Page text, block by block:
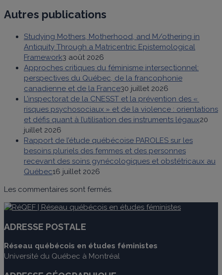
Autres publications
Studying Mothers, Motherhood, and M/othering in
Antiquity Through a Matricentric Epistemological
Framework3 août 2026
Approches critiques du féminisme intersectionnel:
perspectives du Québec, de la francophonie
canadienne et de la France30 juillet 2026
L’inspectorat de la CNESST et la prévention des «
risques psychosociaux » et de la violence : orientations
et défis quant à l’utilisation des instruments légaux20
juillet 2026
Rapport de l’étude québécoise PAROLES sur les
besoins pluriels des femmes et des personnes
recevant des soins gynécologiques et obstétricaux au
Québec16 juillet 2026
Les commentaires sont fermés.
ADRESSE POSTALE
Réseau québécois en études féministes
Université du Québec à Montréal